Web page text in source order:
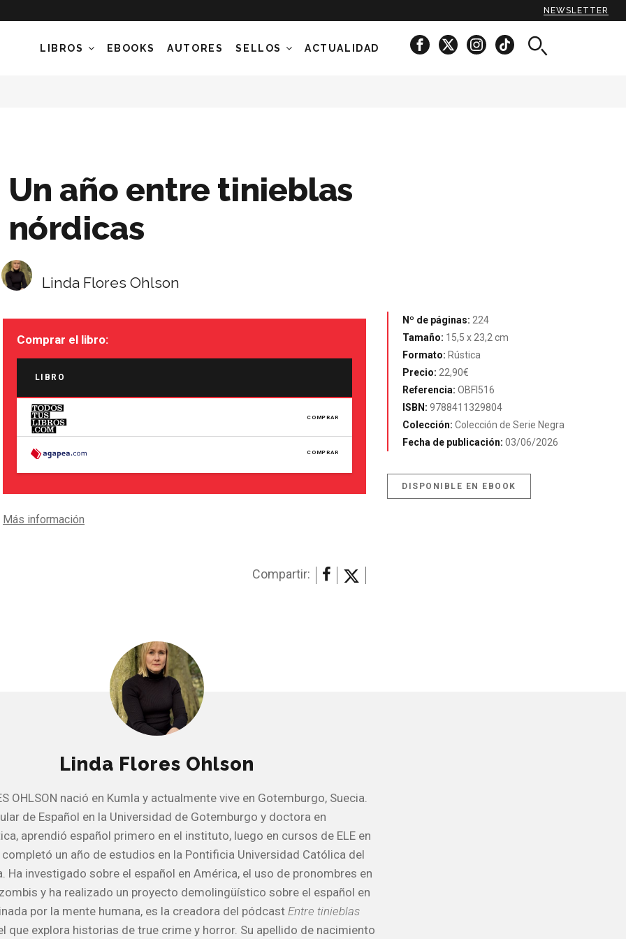
NEWSLETTER
LIBROS EBOOKS AUTORES SELLOS ACTUALIDAD
Un año entre tinieblas
nórdicas
Linda Flores Ohlson
Comprar el libro:
LIBRO
COMPRAR
COMPRAR
Nº de páginas: 224
Tamaño: 15,5 x 23,2 cm
Formato: Rústica
Precio: 22,90€
Referencia:OBFI516
ISBN:9788411329804
Colección:Colección de Serie Negra
Fecha de publicación:03/06/2026
DISPONIBLE EN EBOOK
Más información
Compartir:
Linda Flores Ohlson
OHLSON nació en Kumla y actualmente vive en Gotemburgo, Suecia.
de Español en la Universidad de Gotemburgo y doctora en
aprendió español primero en el instituto, luego en cursos de ELE en
completó un año de estudios en la Pontificia Universidad Católica del
Ha investigado sobre el español en América, el uso de pronombres en
y ha realizado un proyecto demolingüístico sobre el español en
por la mente humana, es la creadora del pódcast Entre tinieblas
que explora historias de true crime y horror. Su apellido de nacimiento